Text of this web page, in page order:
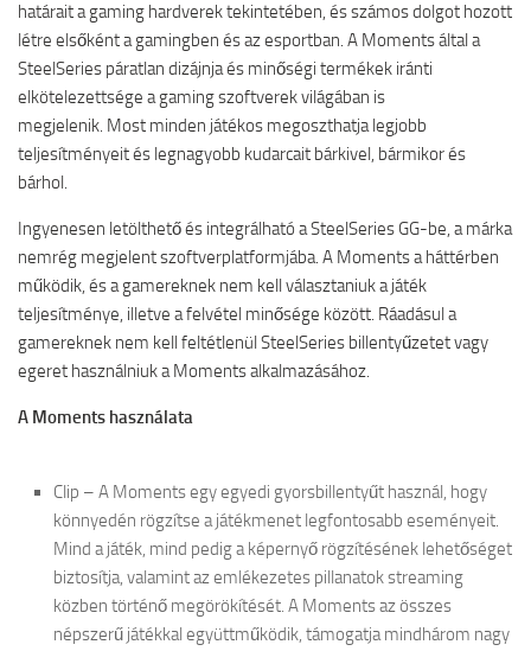
határait a gaming hardverek tekintetében, és számos dolgot hozott
létre elsőként a gamingben és az esportban. A Moments által a
SteelSeries páratlan dizájnja és minőségi termékek iránti
elkötelezettsége a gaming szoftverek világában is
megjelenik. Most minden játékos megoszthatja legjobb
teljesítményeit és legnagyobb kudarcait bárkivel, bármikor és
bárhol.
Ingyenesen letölthető és integrálható a SteelSeries GG-be, a márka
nemrég megjelent szoftverplatformjába. A Moments a háttérben
működik, és a gamereknek nem kell választaniuk a játék
teljesítménye, illetve a felvétel minősége között. Ráadásul a
gamereknek nem kell feltétlenül SteelSeries billentyűzetet vagy
egeret használniuk a Moments alkalmazásához.
A Moments használata
Clip – A Moments egy egyedi gyorsbillentyűt használ, hogy
könnyedén rögzítse a játékmenet legfontosabb eseményeit.
Mind a játék, mind pedig a képernyő rögzítésének lehetőséget
biztosítja, valamint az emlékezetes pillanatok streaming
közben történő megörökítését. A Moments az összes
népszerű játékkal együttműködik, támogatja mindhárom nagy